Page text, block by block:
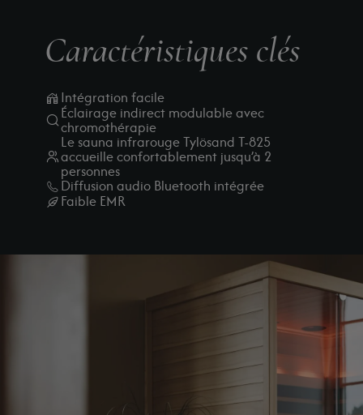
Caractéristiques clés
Intégration facile
Éclairage indirect modulable avec
chromothérapie
Le sauna infrarouge Tylösand T-825
accueille confortablement jusqu’à 2
personnes
Diffusion audio Bluetooth intégrée
Faible EMR